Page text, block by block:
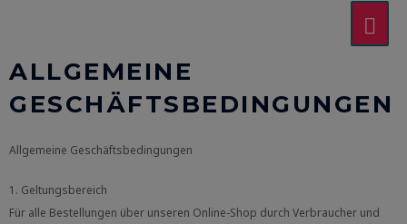
ALLGEMEINE
GESCHÄFTSBEDINGUNGEN
Allgemeine Geschäftsbedingungen
1. Geltungsbereich
Für alle Bestellungen über unseren Online-Shop durch Verbraucher und